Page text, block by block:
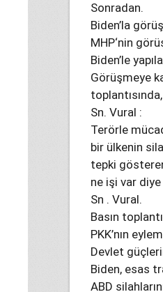
Sonradan.
Biden’la
MHP‘nin
Biden’le
Görüşmeye
Sn. Vural :
Terörle
bir ülkenin
tepki
ne işi var
Sn . Vural.
Basın
PKK’nın
Devlet
Biden, esas
ABD